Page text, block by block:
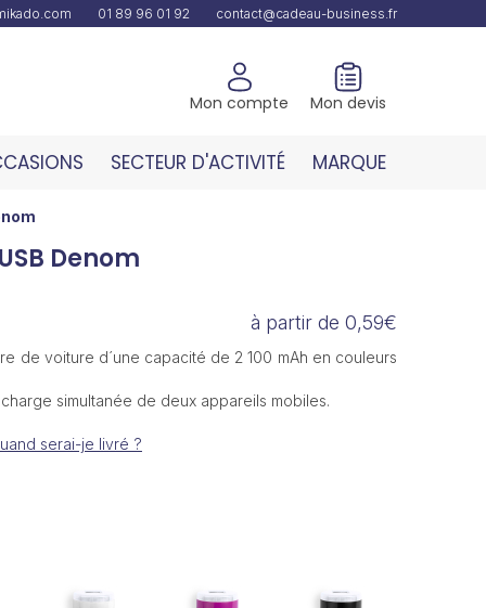
01 89 96 01 92 contact@cadeau-business.fr
Mon compte Mon devis
SECTEUR D'ACTIVITÉ MARQUE
Denom
à partir de 0,59€
de voiture d´une capacité de 2 100 mAh en couleurs
simultanée de deux appareils mobiles.
serai-je livré ?